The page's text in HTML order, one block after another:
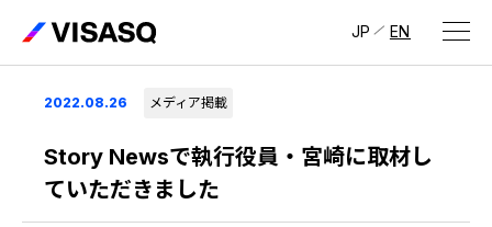
JP EN
会社情報
ビザスクについて
CEOメッセージ
2022.08.26 メディア掲載
Story Newsで執行役員・宮崎に取材し
ていただきました